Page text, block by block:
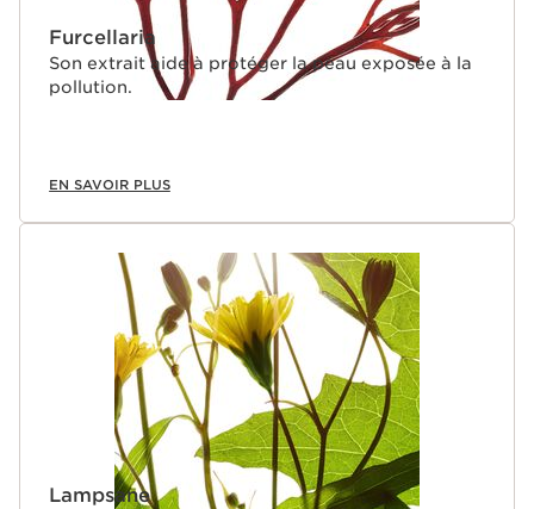
Furcellaria
Son extrait aide à protéger la peau exposée à la
pollution.
EN SAVOIR PLUS
Lampsane